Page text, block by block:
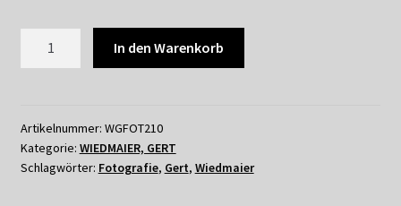
SICHTWEISEN
No.
10,
In den Warenkorb
Artikelnummer: WGFOT210
Kategorie: WIEDMAIER, GERT
Schlagwörter: Fotografie, Gert, Wiedmaier